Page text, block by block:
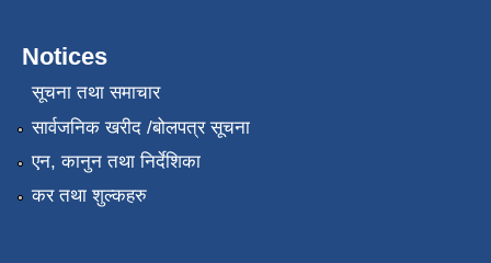
Notices
सूचना तथा समाचार
सार्वजनिक खरीद /बोलपत्र सूचना
एन, कानुन तथा निर्देशिका
कर तथा शुल्कहरु